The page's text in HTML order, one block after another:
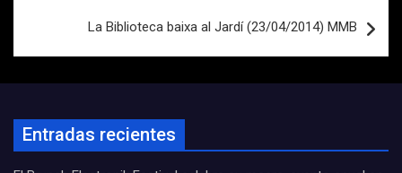
La Biblioteca baixa al Jardí (23/04/2014) MMB
Entradas recientes